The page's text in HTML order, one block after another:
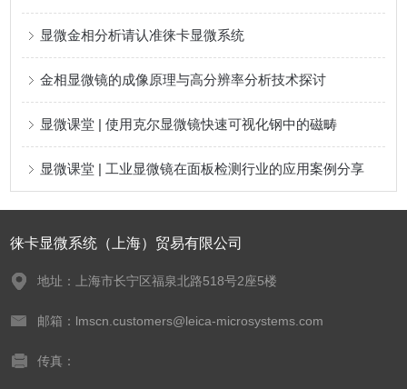
显微金相分析请认准徕卡显微系统
金相显微镜的成像原理与高分辨率分析技术探讨
显微课堂 | 使用克尔显微镜快速可视化钢中的磁畴
显微课堂 | 工业显微镜在面板检测行业的应用案例分享
徕卡显微系统（上海）贸易有限公司
地址：上海市长宁区福泉北路518号2座5楼
邮箱：lmscn.customers@leica-microsystems.com
传真：